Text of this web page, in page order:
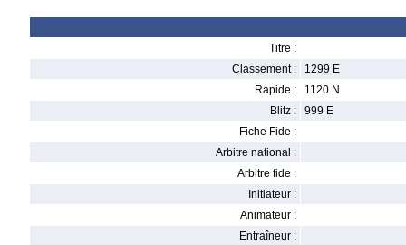
Titre :
Classement :
1299 E
Rapide :
1120 N
Blitz :
999 E
Fiche Fide :
Arbitre national :
Arbitre fide :
Initiateur :
Animateur :
Entraîneur :